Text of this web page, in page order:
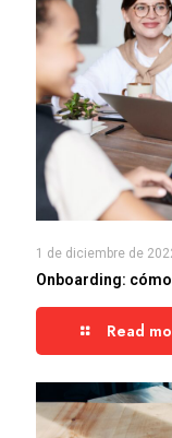
1 de diciembre de
Onboarding:
Read